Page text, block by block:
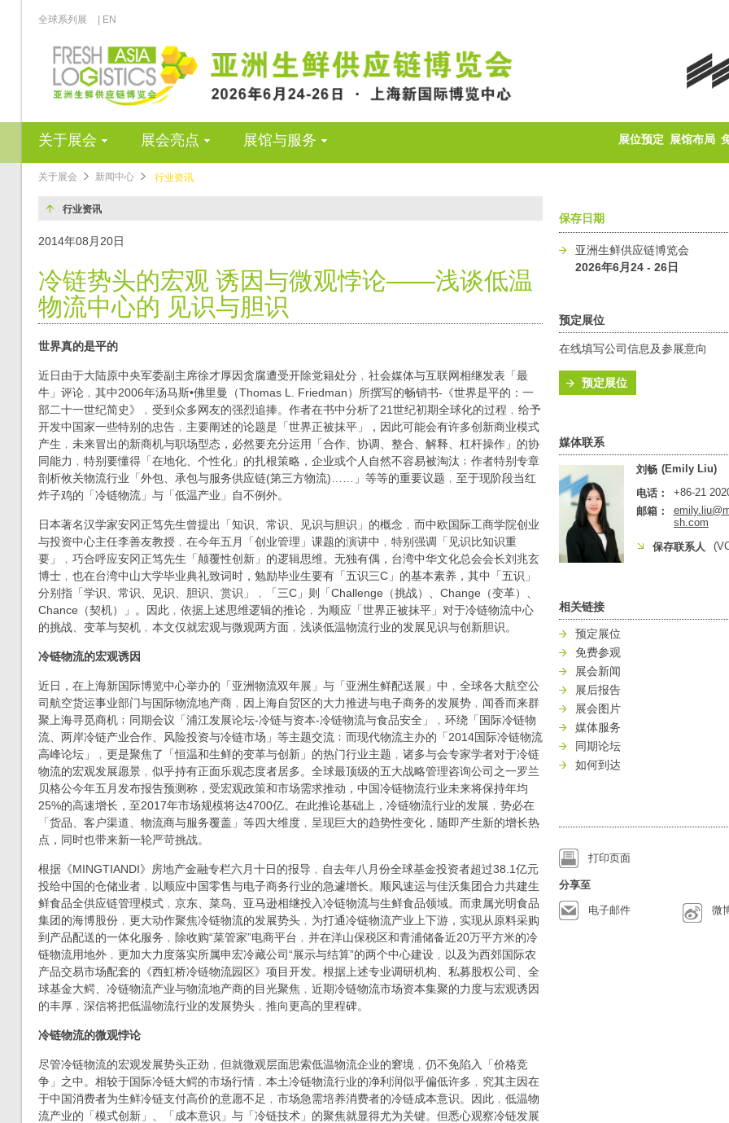
全球系列展 | EN
关于展会 展会亮点 展馆与服务 展位预定 展馆布局
关于展会 新闻中心 行业资讯
行业资讯
2014年08月20日
冷链势头的宏观 诱因与微观悖论——浅谈低温
物流中心的 见识与胆识
世界真的是平的
近日由于大陆原中央军委副主席徐才厚因贪腐遭受开除党籍处分﹐社会媒体与互联网相继发表「最
牛」评论﹐其中2006年汤马斯•佛里曼（Thomas L. Friedman）所撰写的畅销书-《世界是平的：一
部二十一世纪简史》﹐受到众多网友的强烈追捧。作者在书中分析了21世纪初期全球化的过程﹐给予
开发中国家一些特别的忠告﹐主要阐述的论题是「世界正被抹平」，因此可能会有许多创新商业模式
产生﹐未来冒出的新商机与职场型态，必然要充分运用「合作、协调、整合、解释、杠杆操作」的协
同能力﹐特别要懂得「在地化、个性化」的扎根策略，企业或个人自然不容易被淘汰﹔作者特别专章
剖析攸关物流行业「外包、承包与服务供应链(第三方物流)……」等等的重要议题﹐至于现阶段当红
炸子鸡的「冷链物流」与「低温产业」自不例外。
日本著名汉学家安冈正笃先生曾提出「知识、常识、见识与胆识」的概念﹐而中欧国际工商学院创业
与投资中心主任李善友教授﹐在今年五月「创业管理」课题的演讲中﹐特别强调「见识比知识重
要」﹐巧合呼应安冈正笃先生「颠覆性创新」的逻辑思维。无独有偶，台湾中华文化总会会长刘兆玄
博士﹐也在台湾中山大学毕业典礼致词时，勉励毕业生要有「五识三C」的基本素养，其中「五识」
分别指「学识、常识、见识、胆识、赏识」﹐「三C」则「Challenge（挑战）、Change（变革）、
Chance（契机）」。因此﹐依据上述思维逻辑的推论﹐为顺应「世界正被抹平」对于冷链物流中心
的挑战、变革与契机﹐本文仅就宏观与微观两方面﹐浅谈低温物流行业的发展见识与创新胆识。
冷链物流的宏观诱因
近日，在上海新国际博览中心举办的「亚洲物流双年展」与「亚洲生鲜配送展」中﹐全球各大航空公
司航空货运事业部门与国际物流地产商﹐因上海自贸区的大力推进与电子商务的发展势﹐闻香而来群
聚上海寻觅商机﹔同期会议「浦江发展论坛-冷链与资本-冷链物流与食品安全」﹐环绕「国际冷链物
流、两岸冷链产业合作、风险投资与冷链市场」等主题交流﹔而现代物流主办的「2014国际冷链物流
高峰论坛」﹐更是聚焦了「恒温和生鲜的变革与创新」的热门行业主题﹐诸多与会专家学者对于冷链
物流的宏观发展愿景﹐似乎持有正面乐观态度者居多。全球最顶级的五大战略管理咨询公司之一罗兰
贝格公今年五月发布报告预测称，受宏观政策和市场需求推动，中国冷链物流行业未来将保持年均
25%的高速增长，至2017年市场规模将达4700亿。在此推论基础上，冷链物流行业的发展﹐势必在
「货品、客户渠道、物流商与服务覆盖」等四大维度﹐呈现巨大的趋势性变化，随即产生新的增长热
点，同时也带来新一轮严苛挑战。
根据《MINGTIANDI》房地产金融专栏六月十日的报导﹐自去年八月份全球基金投资者超过38.1亿元
投给中国的仓储业者﹐以顺应中国零售与电子商务行业的急遽增长。顺风速运与佳沃集团合力共建生
鲜食品全供应链管理模式﹐京东、菜鸟、亚马逊相继投入冷链物流与生鲜食品领域。而隶属光明食品
集团的海博股份﹐更大动作聚焦冷链物流的发展势头﹐为打通冷链物流产业上下游，实现从原料采购
到产品配送的一体化服务﹐除收购“菜管家”电商平台﹐并在洋山保税区和青浦储备近20万平方米的冷
链物流用地外﹐更加大力度落实所属申宏冷藏公司“展示与结算”的两个中心建设﹐以及为西郊国际农
产品交易市场配套的《西虹桥冷链物流园区》项目开发。根据上述专业调研机构、私募股权公司、全
球基金大鳄、冷链物流产业与物流地产商的目光聚焦﹐近期冷链物流市场资本集聚的力度与宏观诱因
的丰厚﹐深信将把低温物流行业的发展势头﹐推向更高的里程碑。
冷链物流的微观悖论
尽管冷链物流的宏观发展势头正劲﹐但就微观层面思索低温物流企业的窘境﹐仍不免陷入「价格竞
争」之中。相较于国际冷链大鳄的市场行情﹐本土冷链物流行业的净利润似乎偏低许多﹐究其主因在
于中国消费者为生鲜冷链支付高价的意愿不足﹐市场急需培养消费者的冷链成本意识。因此﹐低温物
流产业的「模式创新」、「成本意识」与「冷链技术」的聚焦就显得尤为关键。但悉心观察冷链发展
保存日期
亚洲生鲜供应链博览会
2026年6月24 - 26日
预定展位
在线填写公司信息及参展意向
预定展位
媒体联系
刘畅 (Emily Liu)
电话：
+86-21
邮箱：
sh.com
保存联系人
相关链接
预定展位
免费参观
展会新闻
展后报告
展会图片
媒体服务
同期论坛
如何到达
打印页面
分享至
电子邮件 微